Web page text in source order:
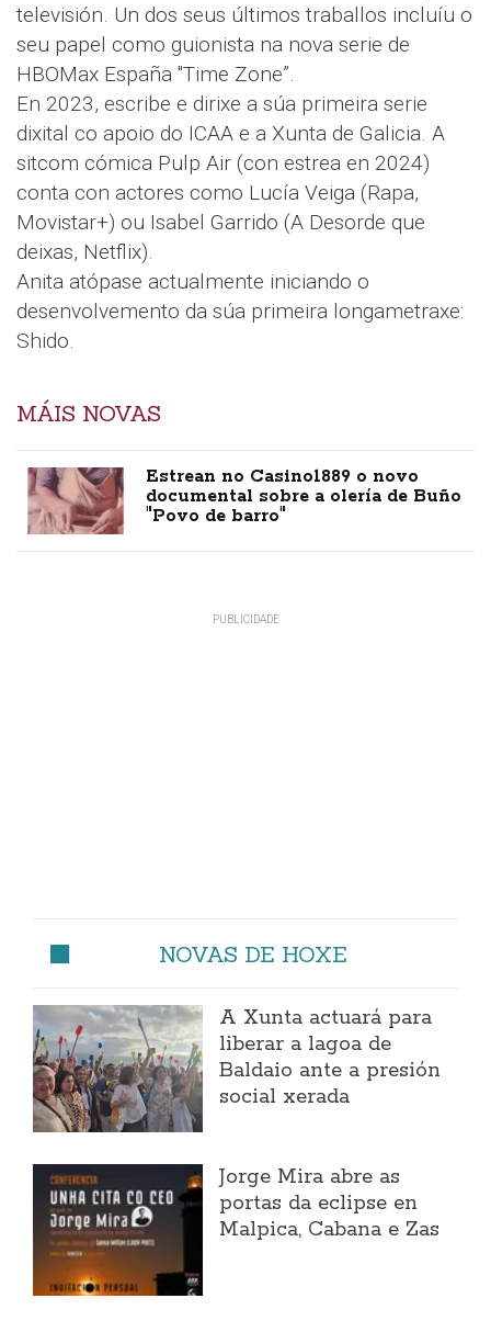
televisión. Un dos seus últimos traballos incluíu o
seu papel como guionista na nova serie de
HBOMax España "Time Zone”.
En 2023, escribe e dirixe a súa primeira serie
dixital co apoio do ICAA e a Xunta de Galicia. A
sitcom cómica Pulp Air (con estrea en 2024)
conta con actores como Lucía Veiga (Rapa,
Movistar+) ou Isabel Garrido (A Desorde que
deixas, Netflix).
Anita atópase actualmente iniciando o
desenvolvemento da súa primeira longametraxe:
Shido.
MÁIS NOVAS
Estrean no Casino1889 o novo
documental sobre a olería de Buño
"Povo de barro"
NOVAS DE HOXE
A Xunta actuará para
liberar a lagoa de
Baldaio ante a presión
social xerada
Jorge Mira abre as
portas da eclipse en
Malpica, Cabana e Zas